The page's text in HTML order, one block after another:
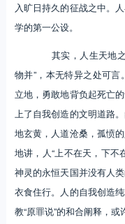
入旷日持久的征战之中。
学的第一公设。
其实，人生天地之
物并”，本无特异之处可
立地，勇敢地背负起死亡
上了自我创造的文明道路
地玄黄，人道沧桑，孤愤
地讲，人“上不在天，下不
神灵的永恒天国并没有人
衣食住行。人的自我创造
教“原罪说”的和合阐释，或